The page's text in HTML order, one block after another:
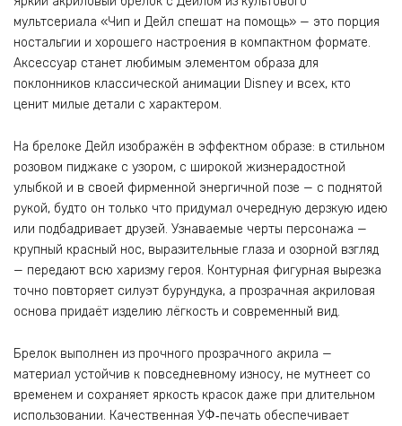
мультсериала «Чип и Дейл спешат на помощь» — это порция
ностальгии и хорошего настроения в компактном формате.
Аксессуар станет любимым элементом образа для
поклонников классической анимации Disney и всех, кто
ценит милые детали с характером.
На брелоке Дейл изображён в эффектном образе: в стильном
розовом пиджаке с узором, с широкой жизнерадостной
улыбкой и в своей фирменной энергичной позе — с поднятой
рукой, будто он только что придумал очередную дерзкую идею
или подбадривает друзей. Узнаваемые черты персонажа —
крупный красный нос, выразительные глаза и озорной взгляд
— передают всю харизму героя. Контурная фигурная вырезка
точно повторяет силуэт бурундука, а прозрачная акриловая
основа придаёт изделию лёгкость и современный вид.
Брелок выполнен из прочного прозрачного акрила —
материал устойчив к повседневному износу, не мутнеет со
временем и сохраняет яркость красок даже при длительном
использовании. Качественная УФ‑печать обеспечивает